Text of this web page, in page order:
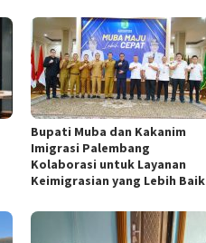
Bupati Muba dan Kakanim
Imigrasi Palembang
Kolaborasi untuk Layanan
Keimigrasian yang Lebih Baik